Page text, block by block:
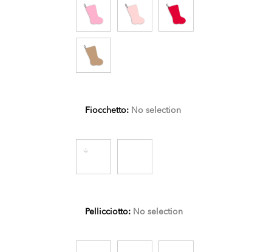
Fiocchetto: No selection
Pellicciotto: No selection